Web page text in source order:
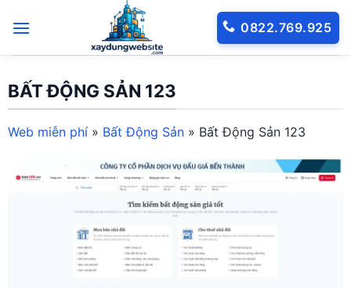
qua
0822.769.925
BẤT ĐỘNG SẢN 123
Web miễn phí » Bất Động Sản » Bất Động Sản 123